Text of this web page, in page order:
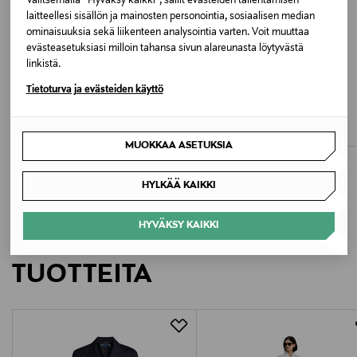
laitteellesi sisällön ja mainosten personointia, sosiaalisen median
ominaisuuksia sekä liikenteen analysointia varten. Voit muuttaa
evästeasetuksiasi milloin tahansa sivun alareunasta löytyvästä
linkistä.
Tietoturva ja evästeiden käyttö
MUOKKAA ASETUKSIA
HYLKÄÄ KAIKKI
HYVÄKSY KAIKKI
cm, rinnanympärys 82 cm ja vyötärömitta 62 cm.
Väri
Valmistajan tuotenumero
05-4312-0835
Valmistaja
Andiata Oy
Kuortaneenkatu 5, 00520 Helsinki, Finland
ETUKUPONKITUOTE
Original Price
325,00 €
Original Price
475,00 €
LISÄÄ KIINNOSTAVIA
TUOTTEITA